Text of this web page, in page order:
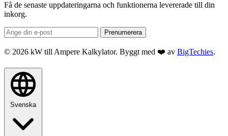
Få de senaste uppdateringarna och funktionerna levererade till din
inkorg.
Prenumerera
© 2026 kW till Ampere Kalkylator. Byggt med ❤️ av BigTechies.
Svenska